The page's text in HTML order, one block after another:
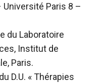
Paris 8 –
du Laboratoire
Institut de
Paris.
D.U. « Thérapies